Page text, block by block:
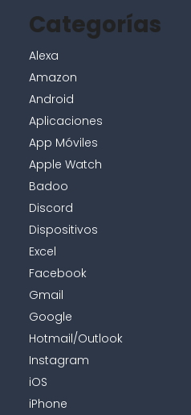
Categorías
Alexa
Amazon
Android
Aplicaciones
App Móviles
Apple Watch
Badoo
Discord
Dispositivos
Excel
Facebook
Gmail
Google
Hotmail/Outlook
Instagram
iOS
iPhone